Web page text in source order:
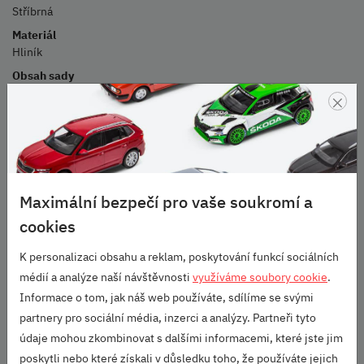
Stříbrná
Materiál
Hliník
Obsah sady
Prahová lišta přední (2 ks), prahová lišta zadní (2 ks), montážní
Hmotnost
0,2 kg
Obsah balení
Běžné saponátové mycí prostředky. Nepoužívat abrazivní čisticí
Poznámka
Ze sortimentu Škoda Originální příslušenství je nutné k montáži
objednat šablony pro ustavení prahových lišt / 57A 071 718.
Umístění
Nalepení na prahy předních a zadních dveří vozu.
×
Maximální bezpečí pro vaše soukromí a
cookies
K personalizaci obsahu a reklam, poskytování funkcí sociálních
médií a analýze naší návštěvnosti využíváme soubory cookie.
Informace o tom, jak náš web používáte, sdílíme se svými
partnery pro sociální média, inzerci a analýzy. Partneři tyto
údaje mohou zkombinovat s dalšími informacemi, které jste jim
poskytli nebo které získali v důsledku toho, že používáte jejich